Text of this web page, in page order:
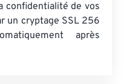
confidentialité de vos
un cryptage SSL 256
après